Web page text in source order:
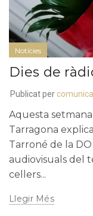
Notícies
Dies de
Publicat per
Aquesta
Tarragona
Tarroné de la
audiovisuals del
cellers...
Llegir Més